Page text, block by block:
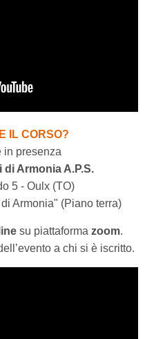
IL CORSO?
in presenza
di Armonia A.P.S.
5 - Oulx (TO)
Armonia" (Piano terra)
su piattaforma zoom.
a chi si è iscritto.